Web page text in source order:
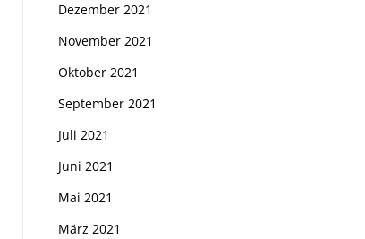
Dezember 2021
November 2021
Oktober 2021
September 2021
Juli 2021
Juni 2021
Mai 2021
März 2021